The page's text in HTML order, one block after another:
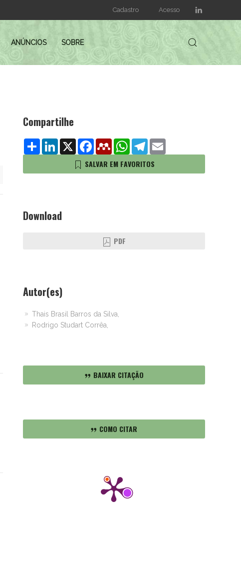
Cadastro Acesso
ANÚNCIOS SOBRE
Compartilhe
ShareLinkedIn
X FacebookMendeleyWhatsApp
Telegram
Email
SALVAR EM FAVORITOS
Download
PDF
Autor(es)
Thais Brasil Barros da Silva,
Rodrigo Studart Corrêa,
BAIXAR CITAÇÃO
COMO CITAR